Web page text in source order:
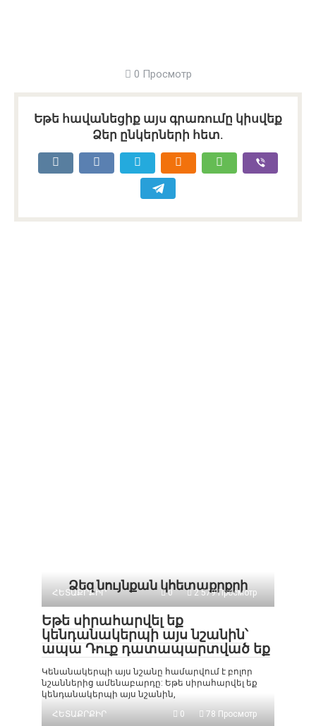
0 Просмотр
Եթե հավանեցիք այս գրառումը կիսվեք
Ձեր ընկերների հետ.
Ձեզ նույնքան կհետաքրքրի
ՀԵՏԱՔՐՔԻՐ 0 2 579 Просмотр
Եթե սիրահարվել եք
կենդանակերպի այս նշանին՝
ապա Դուք դատապարտված եք
Կենանակերպի այս նշանը համարվում է բոլոր
նշաններից ամենաբարդը: Եթե սիրահարվել եք
կենդանակերպի այս նշանին,
ՀԵՏԱՔՐՔԻՐ
0 78 Просмотр